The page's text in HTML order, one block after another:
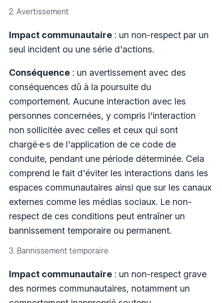
2. Avertissement
Impact communautaire : un non-respect par un
seul incident ou une série d'actions.
Conséquence : un avertissement avec des
conséquences dû à la poursuite du
comportement. Aucune interaction avec les
personnes concernées, y compris l'interaction
non sollicitée avec celles et ceux qui sont
chargé·e·s de l'application de ce code de
conduite, pendant une période déterminée. Cela
comprend le fait d'éviter les interactions dans les
espaces communautaires ainsi que sur les canaux
externes comme les médias sociaux. Le non-
respect de ces conditions peut entraîner un
bannissement temporaire ou permanent.
3. Bannissement temporaire
Impact communautaire : un non-respect grave
des normes communautaires, notamment un